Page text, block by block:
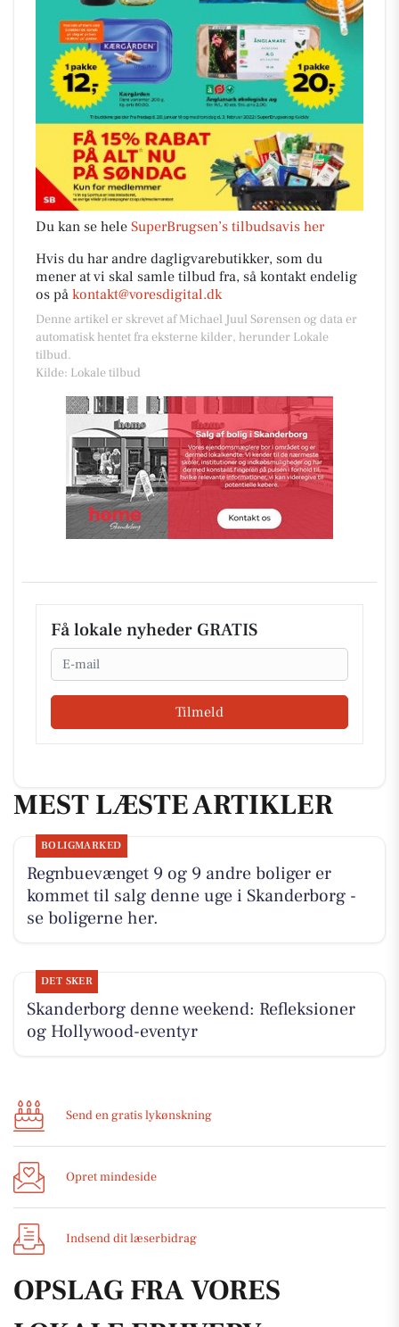
Du kan se hele SuperBrugsen’s tilbudsavis her
Hvis du har andre dagligvarebutikker, som du
mener at vi skal samle tilbud fra, så kontakt endelig
os på kontakt@voresdigital.dk
Denne artikel er skrevet af Michael Juul Sørensen og data er
automatisk hentet fra eksterne kilder, herunder Lokale
tilbud.
Kilde: Lokale tilbud
Få lokale nyheder GRATIS
Email
Tilmeld
MEST LÆSTE ARTIKLER
BOLIGMARKED
Regnbuevænget 9 og 9 andre boliger er
kommet til salg denne uge i Skanderborg -
se boligerne her.
DET SKER
Skanderborg denne weekend: Refleksioner
og Hollywood-eventyr
Send en gratis lykønskning
Opret mindeside
Indsend dit læserbidrag
OPSLAG FRA VORES